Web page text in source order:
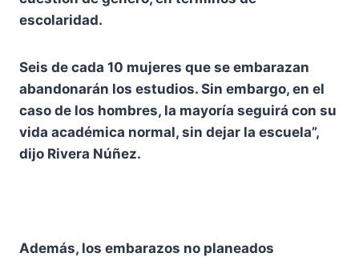
escolaridad.
Seis de cada 10 mujeres que se embarazan
abandonarán los estudios. Sin embargo, en el
caso de los hombres, la mayoría seguirá con su
vida académica normal, sin dejar la escuela”,
dijo Rivera Núñez.
Además, los embarazos no planeados